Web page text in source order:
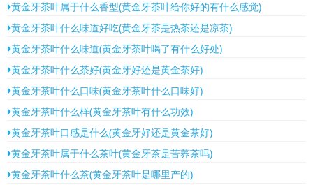
黄金牙茶叶属于什么香型(黄金牙茶叶给你好的有什么感觉)
黄金牙茶叶什么味道好吃(黄金牙茶是热茶还是凉茶)
黄金牙茶叶什么味道(黄金牙茶叶喝了有什么好处)
黄金牙茶叶什么茶好(黄金牙好还是黄金茶好)
黄金牙茶叶什么口味(黄金牙茶叶什么口味好)
黄金牙茶叶什么样(黄金牙茶叶有什么功效)
黄金牙茶叶口感是什么(黄金牙好还是黄金茶好)
黄金牙茶叶属于什么茶叶(黄金牙茶是苦荞茶吗)
黄金牙茶叶什么茶(黄金牙茶叶是哪里产的)